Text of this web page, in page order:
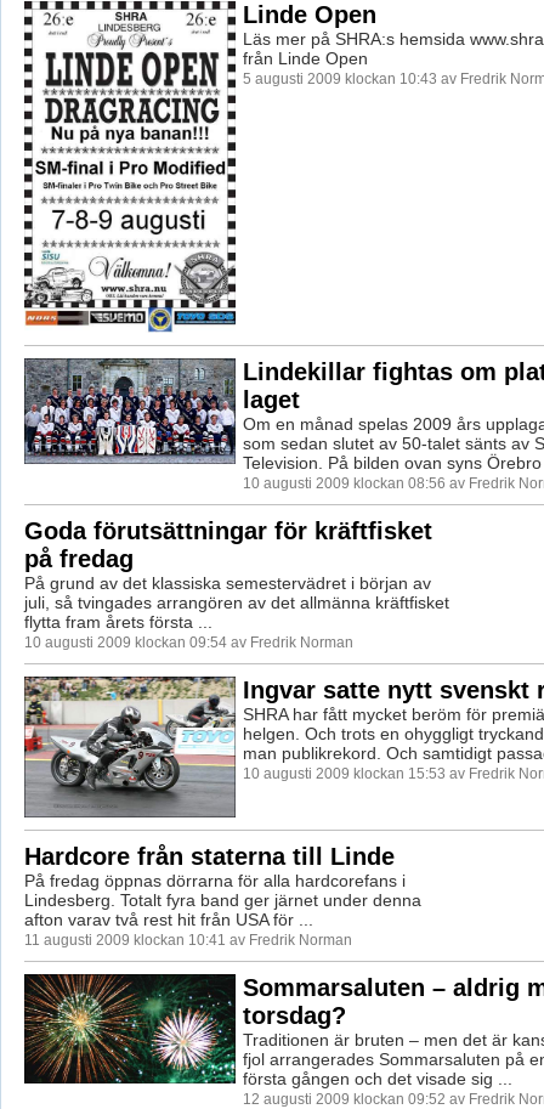
Linde Open
Läs mer på SHRA:s hemsida
från Linde Open
5 augusti 2009 klockan 10:43 av Fredrik
Lindekillar fightas om
laget
Om en månad spelas 2009 års
som sedan slutet av 50-talet sänts av
Television. På bilden ovan syns
10 augusti 2009 klockan 08:56 av Fredrik
Goda förutsättningar för kräftfisket
på fredag
På grund av det klassiska semestervädret i början av
juli, så tvingades arrangören av det allmänna kräftfisket
flytta fram årets första ...
10 augusti 2009 klockan 09:54 av Fredrik Norman
Ingvar satte nytt svenskt
SHRA har fått mycket beröm för
helgen. Och trots en ohyggligt
man publikrekord. Och samtidigt
10 augusti 2009 klockan 15:53 av Fredrik
Hardcore från staterna till Linde
På fredag öppnas dörrarna för alla hardcorefans i
Lindesberg. Totalt fyra band ger järnet under denna
afton varav två rest hit från USA för ...
11 augusti 2009 klockan 10:41 av Fredrik Norman
Sommarsaluten – aldrig
torsdag?
Traditionen är bruten – men det är
fjol arrangerades Sommarsaluten på
första gången och det visade sig ...
12 augusti 2009 klockan 09:52 av Fredrik